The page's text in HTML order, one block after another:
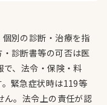
別の診断・治療を指
診断書等の可否は医
で、法令・保険・料
緊急症状時は119等
ん。法令上の責任が認